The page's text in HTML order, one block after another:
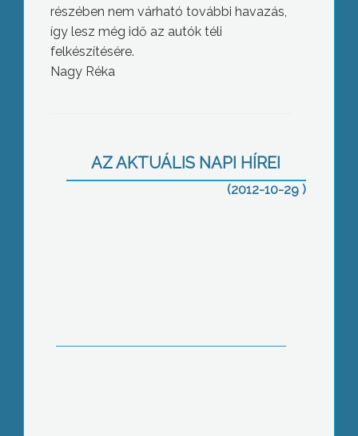
részében nem várható további havazás,
így lesz még idő az autók téli
felkészítésére.
Nagy Réka
AZ AKTUÁLIS NAPI HÍREI
(2012-10-29 )